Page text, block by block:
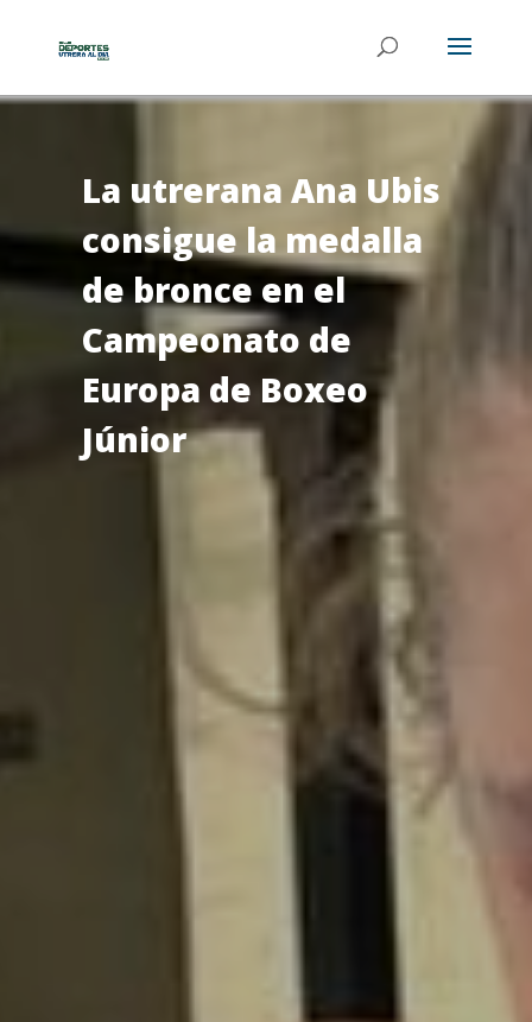
La utrerana Ana Ubis
consigue la medalla
de bronce en el
Campeonato de
Europa de Boxeo
Júnior